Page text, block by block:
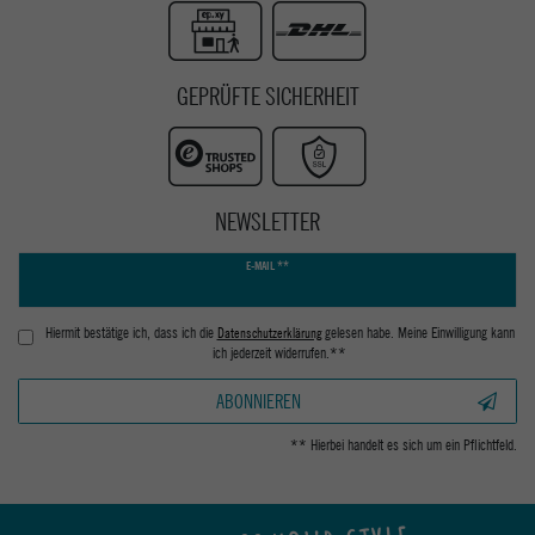
GEPRÜFTE SICHERHEIT
NEWSLETTER
E-MAIL **
Hiermit bestätige ich, dass ich die Daten­schutz­erklärunggelesen habe. Meine Einwilligung kann
ich jederzeit widerrufen.**
ABONNIEREN
** Hierbei handelt es sich um ein Pflichtfeld.